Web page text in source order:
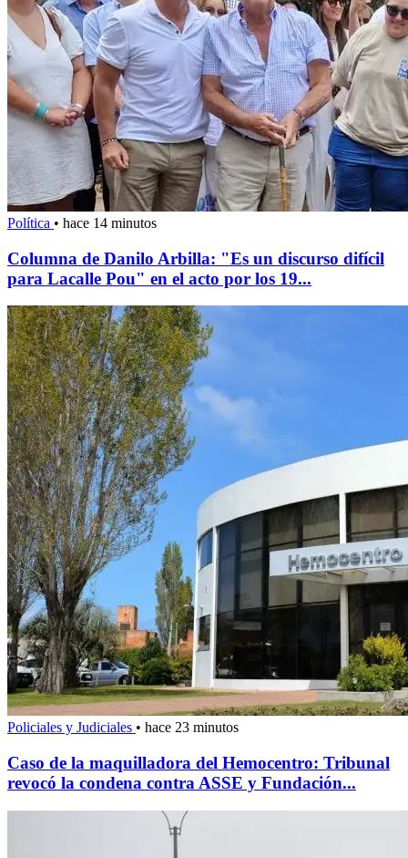
Política • hace 14 minutos
Columna de Danilo Arbilla: "Es un discurso difícil
para Lacalle Pou" en el acto por los 19...
Policiales y Judiciales • hace 23 minutos
Caso de la maquilladora del Hemocentro: Tribunal
revocó la condena contra ASSE y Fundación...